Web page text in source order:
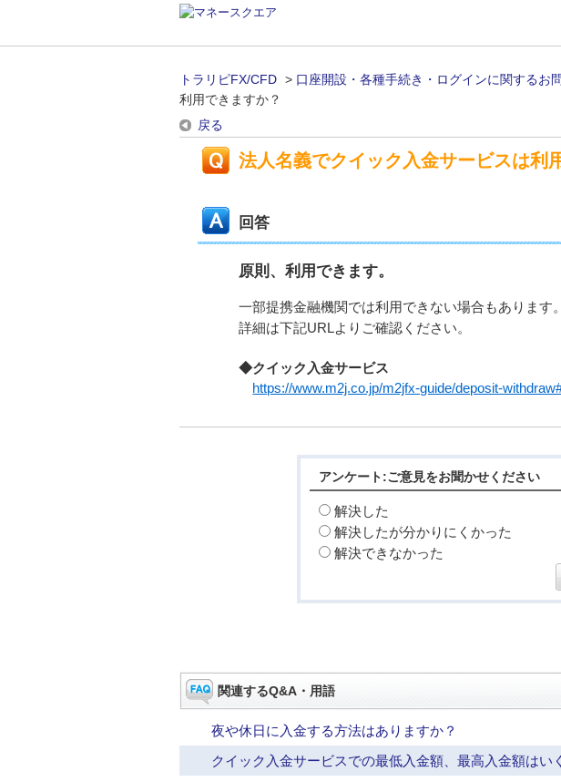
トラリピFX/CFD > 口座開設・各種手続き・ログインに関するお
利用できますか？
戻る
法人名義でクイック入金サービスは利
回答
原則、利用できます。
一部提携金融機関では利用できない場合もあります。
詳細は下記URLよりご確認ください。
◆クイック入金サービス
https://www.m2j.co.jp/m2jfx-guide/deposit-
アンケート:ご意見をお聞かせください
解決した
解決したが分かりにくかった
解決できなかった
関連するQ&A・用語
夜や休日に入金する方法はありますか？
クイック入金サービスでの最低入金額、最高入金額はい